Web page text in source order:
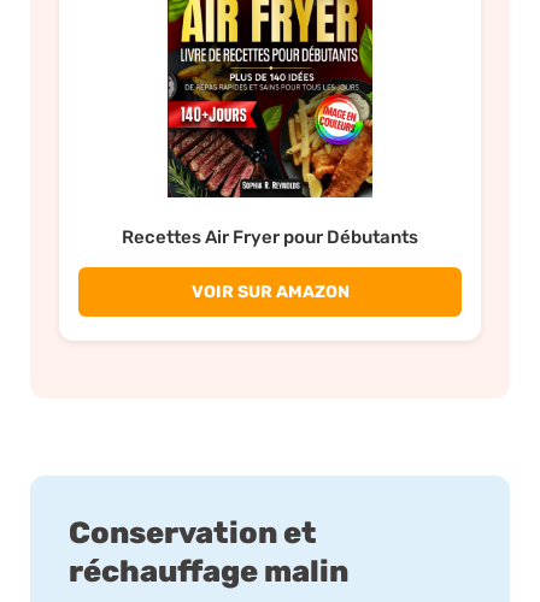
Recettes Air Fryer pour Débutants
VOIR SUR AMAZON
Conservation et
réchauffage malin